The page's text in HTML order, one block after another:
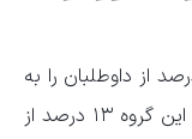
امسال، گروه آزمایشی زبان ۸.۲ درصد از داوطلبان را به
خود اختصاص داده و در سال ۱۴۰۱، سهم این گروه ۱۳ درصد از